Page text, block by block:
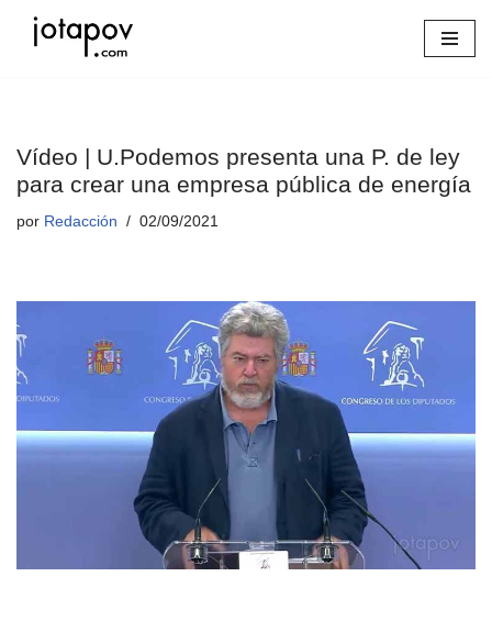
Vídeo | U.Podemos presenta una P. de ley
para crear una empresa pública de energía
por Redacción 02/09/2021